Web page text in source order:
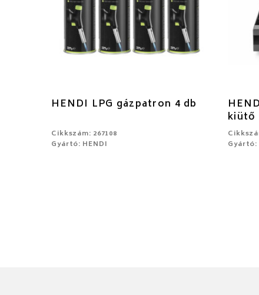
HENDI LPG gázpatron 4 db
Cikkszám: 267108
Gyártó: HENDI
kiütő
Gyártó: